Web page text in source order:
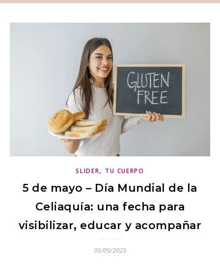
SLIDER, TU CUERPO
5 de mayo – Día Mundial de la
Celiaquía: una fecha para
visibilizar, educar y acompañar
05/05/2025